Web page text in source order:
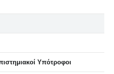
Υπότροφοι